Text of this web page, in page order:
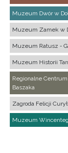
Muzeum Dwór w
Muzeum Zamek w
Muzeum Ratusz -
Muzeum Historii
Regionalne
Baszaka
Zagroda Felicji
Muzeum